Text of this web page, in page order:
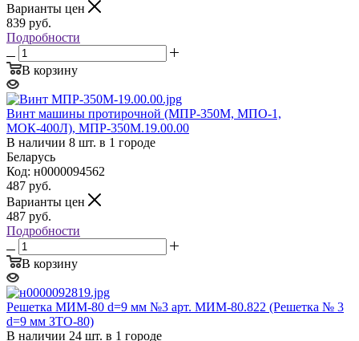
Варианты цен
839 руб.
Подробности
В корзину
Винт машины протирочной (МПР-350М, МПО-1,
МОК-400Л), МПР-350М.19.00.00
В наличии 8 шт. в 1 городе
Беларусь
Код: н0000094562
487 руб.
Варианты цен
487 руб.
Подробности
В корзину
Решетка МИМ-80 d=9 мм №3 арт. МИМ-80.822 (Решетка № 3
d=9 мм ЗТО-80)
В наличии 24 шт. в 1 городе